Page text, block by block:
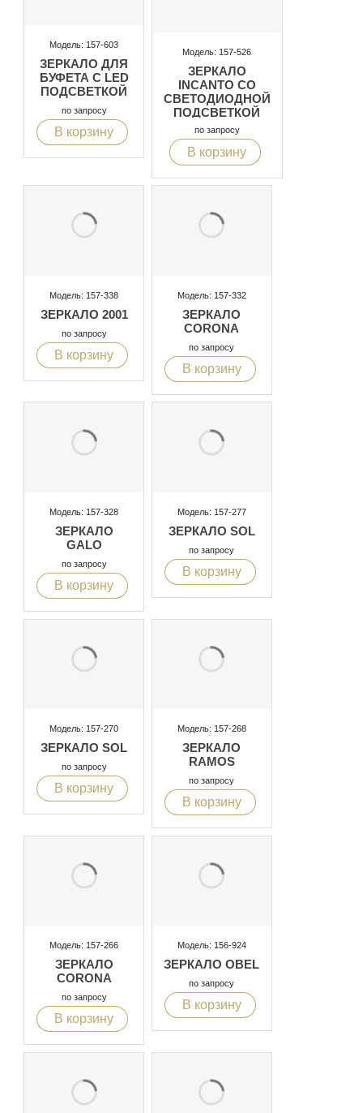
Модель: 157-603
ЗЕРКАЛО ДЛЯ
БУФЕТА С LED
ПОДСВЕТКОЙ
по запросу
В корзину
Модель: 157-526
ЗЕРКАЛО
INCANTO СО
СВЕТОДИОДНОЙ
ПОДСВЕТКОЙ
по запросу
В корзину
Модель: 157-338
ЗЕРКАЛО 2001
по запросу
В корзину
Модель: 157-332
ЗЕРКАЛО
CORONA
по запросу
В корзину
Модель: 157-328
ЗЕРКАЛО
GALO
по запросу
В корзину
Модель: 157-277
ЗЕРКАЛО SOL
по запросу
В корзину
Модель: 157-270
ЗЕРКАЛО SOL
по запросу
В корзину
Модель: 157-268
ЗЕРКАЛО
RAMOS
по запросу
В корзину
Модель: 157-266
ЗЕРКАЛО
CORONA
по запросу
В корзину
Модель: 156-924
ЗЕРКАЛО OBEL
по запросу
В корзину